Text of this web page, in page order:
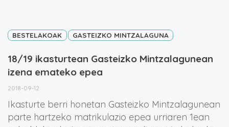
BESTELAKOAK GASTEIZKO MINTZALAGUNA
18/19 ikasturtean Gasteizko Mintzalagunean
izena emateko epea
2018-09-12
Ikasturte berri honetan Gasteizko Mintzalagunean
parte hartzeko matrikulazio epea urriaren 1ean